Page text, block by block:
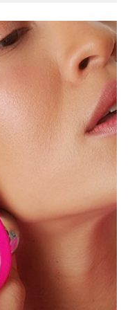
Oczekiwany czas dostawy
8/9/26
Oczekiwany czas dostawy
8/9/26
Oczekiwany czas dostawy
8/11/26
Oczekiwany czas dostawy
8/9/26
Oczekiwany czas dostawy
8/13/26
Oczekiwany czas dostawy